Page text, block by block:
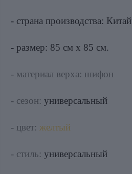
- страна производства: Китай
- размер: 85 см х 85 см.
- материал верха: шифон
- сезон: универсальный
- цвет: желтый
- стиль: универсальный